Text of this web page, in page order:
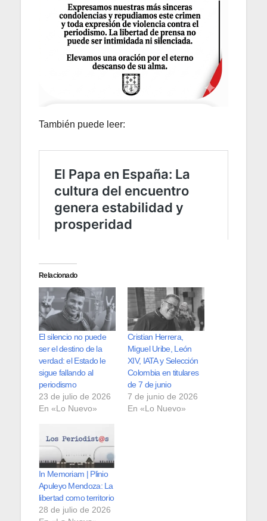
También puede leer:
Relacionado
El silencio no puede
ser el destino de la
verdad: el Estado le
sigue fallando al
periodismo
23 de julio de 2026
En «Lo Nuevo»
Cristian Herrera,
Miguel Uribe, León
XIV, IATA y Selección
Colombia en titulares
de 7 de junio
7 de junio de 2026
En «Lo Nuevo»
In Memoriam | Plinio
Apuleyo Mendoza: La
libertad como territorio
28 de julio de 2026